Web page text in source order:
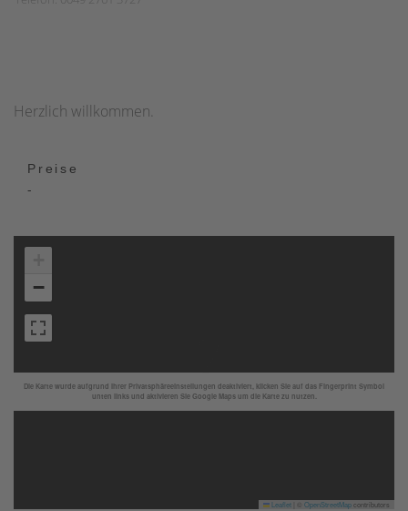
Herzlich willkommen.
Preise
-
Die Karte wurde aufgrund Ihrer Privatsphäreeinstellungen deaktiviert, klicken Sie auf das Fingerprint Symbol
unten links und aktivieren Sie Google Maps um die Karte zu nutzen.
−
Leaflet OpenStreetMapcontributors